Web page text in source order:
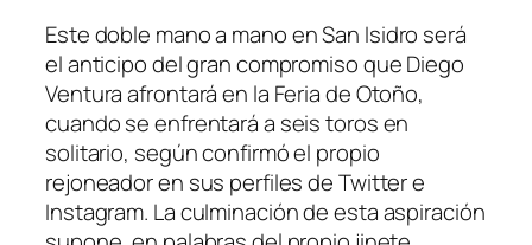
Este doble mano a mano en San Isidro será
el anticipo del gran compromiso que Diego
Ventura afrontará en la Feria de Otoño,
cuando se enfrentará a seis toros en
solitario, según confirmó el propio
rejoneador en sus perfiles de Twitter e
Instagram. La culminación de esta aspiración